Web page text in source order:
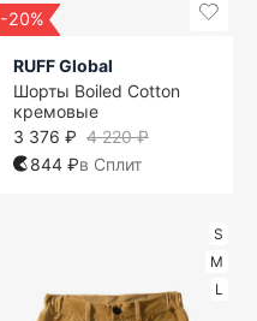
-20%
RUFF Global
Шорты Boiled Cotton
кремовые
4 220 ₽
3 376 ₽
844 ₽в Сплит
S
M
L